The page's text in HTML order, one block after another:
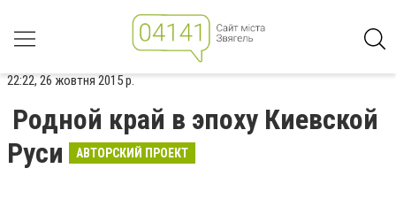
22:22, 26 жовтня 2015 р.
Родной край в эпоху Киевской
Руси
АВТОРСКИЙ ПРОЕКТ